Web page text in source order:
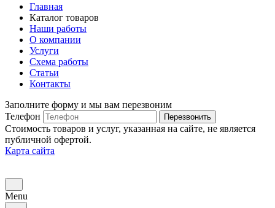
Главная
Каталог товаров
Наши работы
О компании
Услуги
Схема работы
Статьи
Контакты
Заполните форму и мы вам перезвоним
Телефон
Перезвонить
Стоимость товаров и услуг, указанная на сайте, не является
публичной офертой.
Карта сайта
Menu